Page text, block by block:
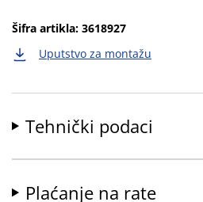
Šifra artikla: 3618927
Uputstvo za montažu
Tehnički podaci
Plaćanje na rate